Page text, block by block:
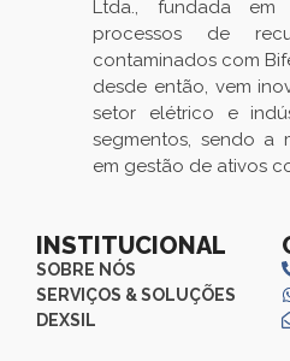
Ltda., fundada
processos de
contaminados com
desde então, vem
setor elétrico e
segmentos, sendo a
em gestão de ativos
INSTITUCIONAL
SOBRE NÓS
SERVIÇOS & SOLUÇÕES
DEXSIL